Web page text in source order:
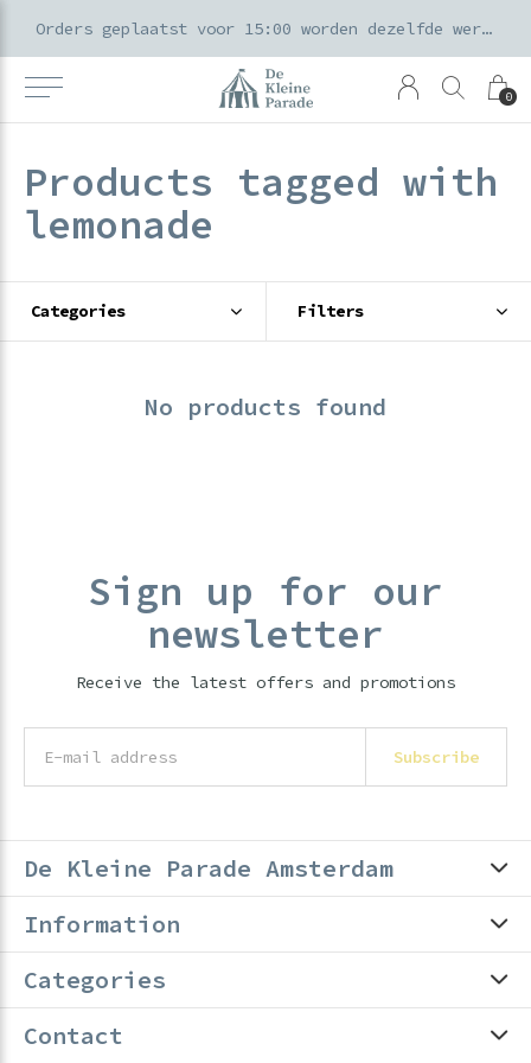
0
Orders geplaatst voor 15:00 worden dezelfde werkdag verzonden
Products tagged with
lemonade
Categories Filters
No products found
Sign up for our
newsletter
Receive the latest offers and promotions
Subscribe
De Kleine Parade Amsterdam
Information
Categories
Contact